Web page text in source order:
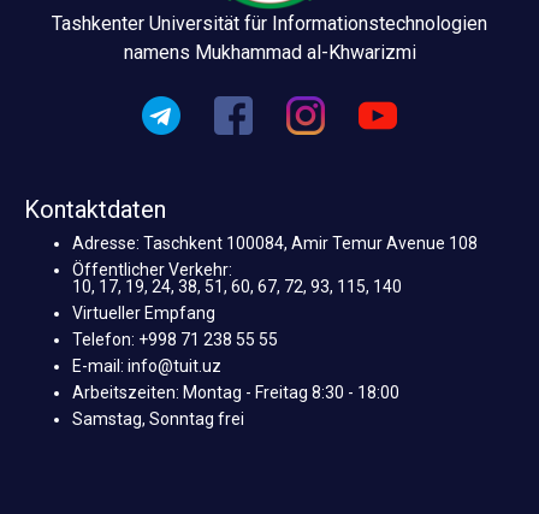
Tashkenter Universität für Informationstechnologien
namens Mukhammad al-Khwarizmi
Kontaktdaten
Adresse: Taschkent 100084, Amir Temur Avenue 108
Öffentlicher Verkehr:
10, 17, 19, 24, 38, 51, 60, 67, 72, 93, 115, 140
Virtueller Empfang
Telefon: +998 71 238 55 55
E-mail: info@tuit.uz
Arbeitszeiten: Montag - Freitag 8:30 - 18:00
Samstag, Sonntag frei